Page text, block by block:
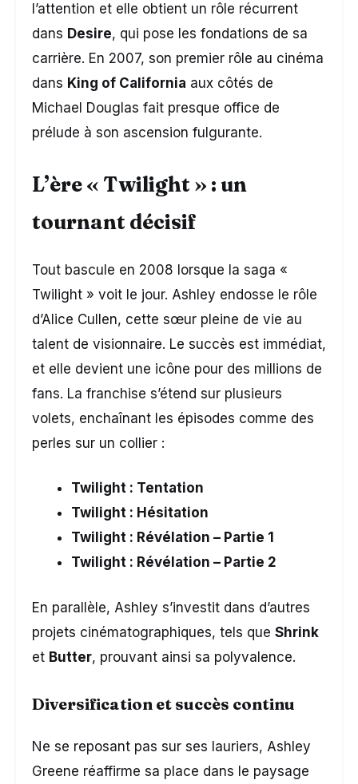
l’attention et elle obtient un rôle récurrent
dans Desire, qui pose les fondations de sa
carrière. En 2007, son premier rôle au cinéma
dans King of California aux côtés de
Michael Douglas fait presque office de
prélude à son ascension fulgurante.
L’ère « Twilight » : un
tournant décisif
Tout bascule en 2008 lorsque la saga «
Twilight » voit le jour. Ashley endosse le rôle
d’Alice Cullen, cette sœur pleine de vie au
talent de visionnaire. Le succès est immédiat,
et elle devient une icône pour des millions de
fans. La franchise s’étend sur plusieurs
volets, enchaînant les épisodes comme des
perles sur un collier :
Twilight : Tentation
Twilight : Hésitation
Twilight : Révélation – Partie 1
Twilight : Révélation – Partie 2
En parallèle, Ashley s’investit dans d’autres
projets cinématographiques, tels que Shrink
et Butter, prouvant ainsi sa polyvalence.
Diversification et succès continu
Ne se reposant pas sur ses lauriers, Ashley
Greene réaffirme sa place dans le paysage